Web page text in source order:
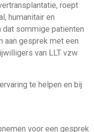
roept
humanitair en
dat sommige patiënten
aan gesprek met een
van LLT vzw
te helpen en bij
voor een gesprek